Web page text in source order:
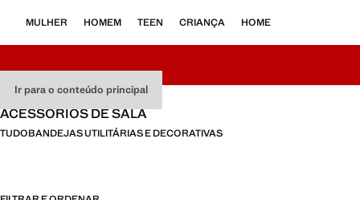
Ir para o conteúdo principal
MULHER HOMEM TEEN CRIANÇA HOME
ACESSÓRIOS DE SALA
TUDOBANDEJAS UTILITÁRIAS E DECORATIVAS